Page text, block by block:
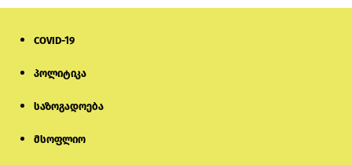
COVID-19
პოლიტიკა
საზოგადოება
მსოფლიო